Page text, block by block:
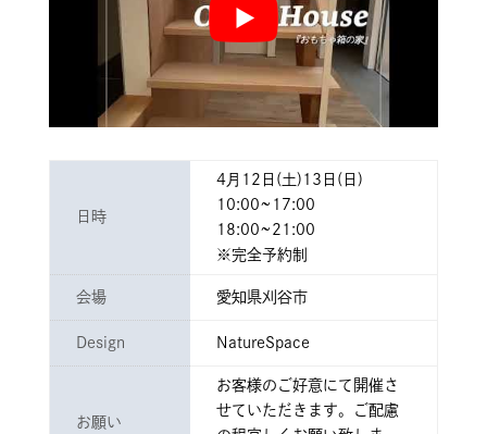
日時
4月12日(土)13日(日)
10:00~17:00
18:00~21:00
※完全予約制
会場 愛知県刈谷市
Design NatureSpace
お願い
お客様のご好意にて開催さ
せていただきます。ご配慮